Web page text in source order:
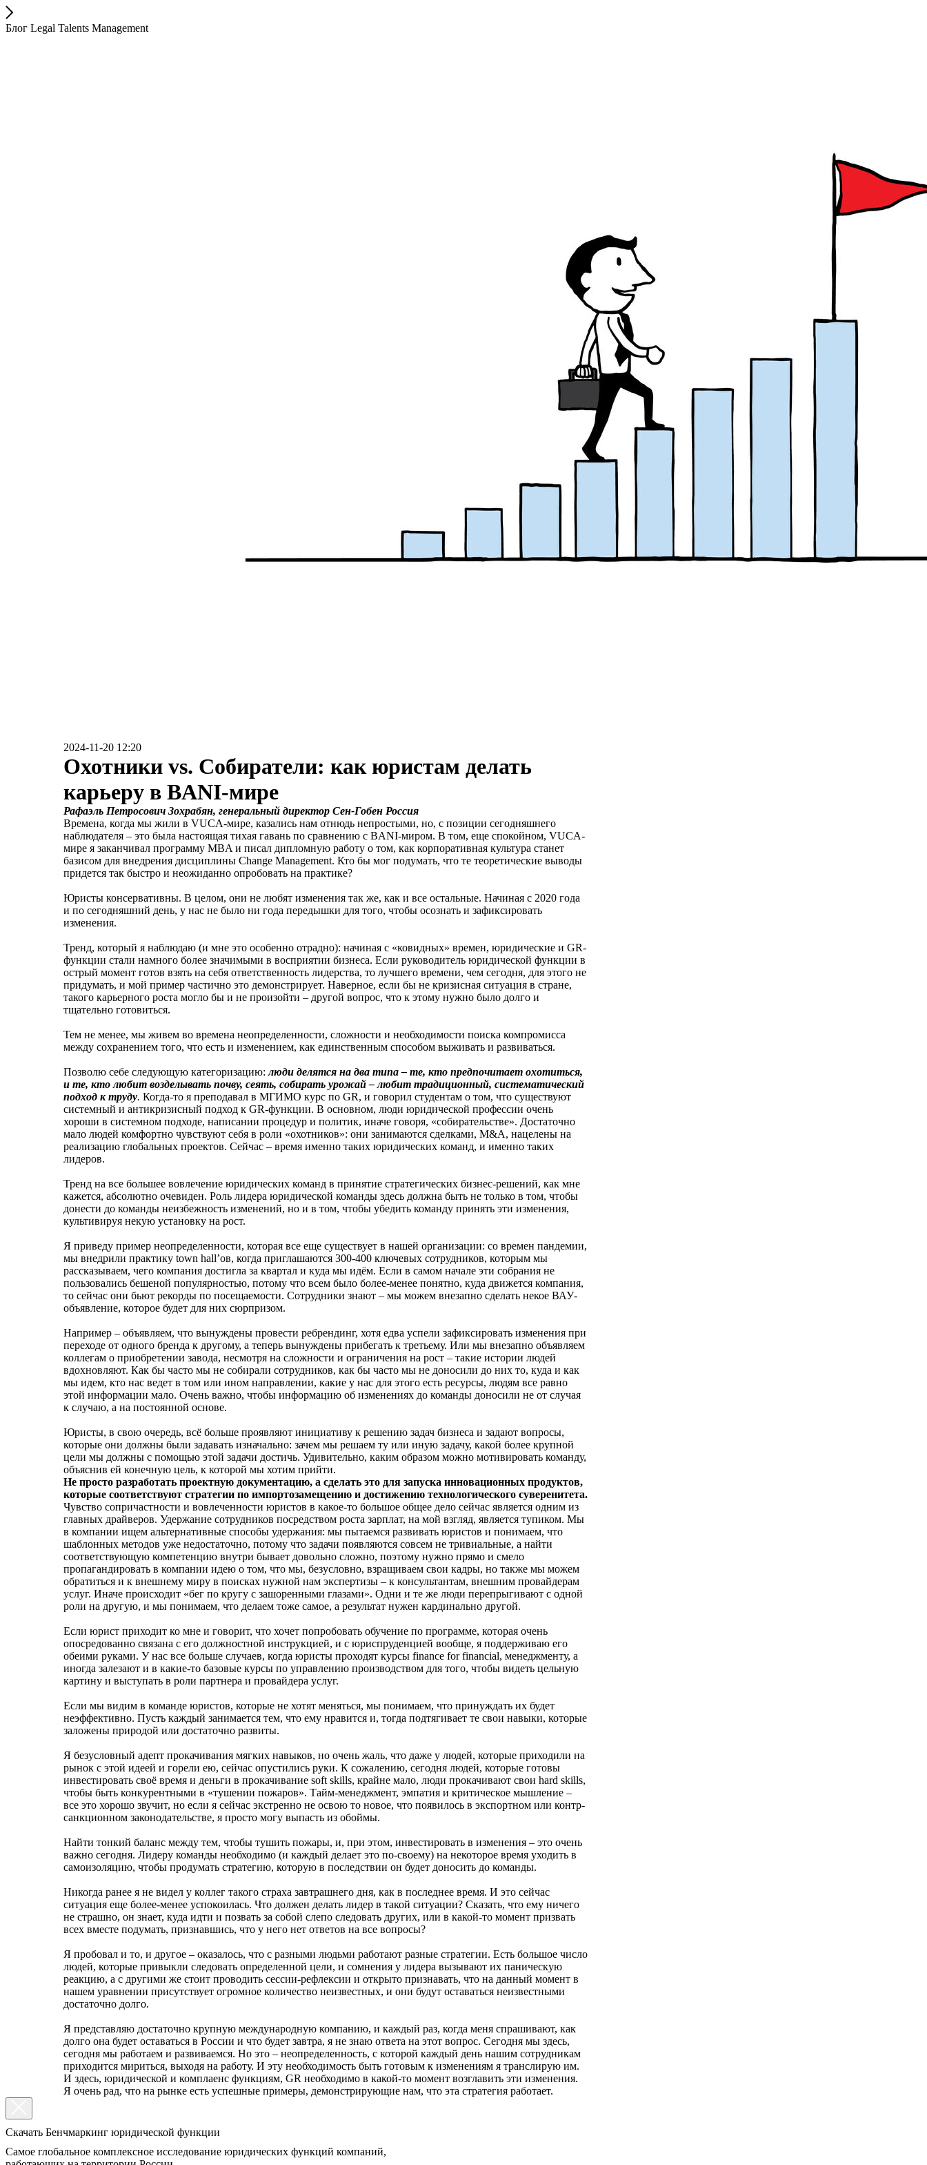
Блог Legal Talents Management
2024-11-20 12:20
Охотники vs. Собиратели: как юристам делать
карьеру в BANI-мире
Рафаэль Петросович Зохрабян, генеральный директор Сен-Гобен Россия
Времена, когда мы жили в VUCA-мире, казались нам отнюдь непростыми, но, с позиции сегодняшнего
наблюдателя – это была настоящая тихая гавань по сравнению с BANI-миром. В том, еще спокойном, VUCA-
мире я заканчивал программу MBA и писал дипломную работу о том, как корпоративная культура станет
базисом для внедрения дисциплины Change Management. Кто бы мог подумать, что те теоретические выводы
придется так быстро и неожиданно опробовать на практике?
Юристы консервативны. В целом, они не любят изменения так же, как и все остальные. Начиная с 2020 года
и по сегодняшний день, у нас не было ни года передышки для того, чтобы осознать и зафиксировать
изменения.
Тренд, который я наблюдаю (и мне это особенно отрадно): начиная с «ковидных» времен, юридические и GR-
функции стали намного более значимыми в восприятии бизнеса. Если руководитель юридической функции в
острый момент готов взять на себя ответственность лидерства, то лучшего времени, чем сегодня, для этого не
придумать, и мой пример частично это демонстрирует. Наверное, если бы не кризисная ситуация в стране,
такого карьерного роста могло бы и не произойти – другой вопрос, что к этому нужно было долго и
тщательно готовиться.
Тем не менее, мы живем во времена неопределенности, сложности и необходимости поиска компромисса
между сохранением того, что есть и изменением, как единственным способом выживать и развиваться.
Позволю себе следующую категоризацию:люди делятся на два типа – те, кто предпочитает охотиться,
и те, кто любит возделывать почву, сеять, собирать урожай – любит традиционный, систематический
подход к труду. Когда-то я преподавал в МГИМО курс по GR, и говорил студентам о том, что существуют
системный и антикризисный подход к GR-функции. В основном, люди юридической профессии очень
хороши в системном подходе, написании процедур и политик, иначе говоря, «собирательстве». Достаточно
мало людей комфортно чувствуют себя в роли «охотников»: они занимаются сделками, M&A, нацелены на
реализацию глобальных проектов. Сейчас – время именно таких юридических команд, и именно таких
лидеров.
Тренд на все большее вовлечение юридических команд в принятие стратегических бизнес-решений, как мне
кажется, абсолютно очевиден. Роль лидера юридической команды здесь должна быть не только в том, чтобы
донести до команды неизбежность изменений, но и в том, чтобы убедить команду принять эти изменения,
культивируя некую установку на рост.
Я приведу пример неопределенности, которая все еще существует в нашей организации: со времен пандемии,
мы внедрили практику town hall’ов, когда приглашаются 300-400 ключевых сотрудников, которым мы
рассказываем, чего компания достигла за квартал и куда мы идём. Если в самом начале эти собрания не
пользовались бешеной популярностью, потому что всем было более-менее понятно, куда движется компания,
то сейчас они бьют рекорды по посещаемости. Сотрудники знают – мы можем внезапно сделать некое ВАУ-
объявление, которое будет для них сюрпризом.
Например – объявляем, что вынуждены провести ребрендинг, хотя едва успели зафиксировать изменения при
переходе от одного бренда к другому, а теперь вынуждены прибегать к третьему. Или мы внезапно объявляем
коллегам о приобретении завода, несмотря на сложности и ограничения на рост – такие истории людей
вдохновляют. Как бы часто мы не собирали сотрудников, как бы часто мы не доносили до них то, куда и как
мы идем, кто нас ведет в том или ином направлении, какие у нас для этого есть ресурсы, людям все равно
этой информации мало. Очень важно, чтобы информацию об изменениях до команды доносили не от случая
к случаю, а на постоянной основе.
Юристы, в свою очередь, всё больше проявляют инициативу к решению задач бизнеса и задают вопросы,
которые они должны были задавать изначально: зачем мы решаем ту или иную задачу, какой более крупной
цели мы должны с помощью этой задачи достичь. Удивительно, каким образом можно мотивировать команду,
объяснив ей конечную цель, к которой мы хотим прийти.
Не просто разработать проектную документацию, а сделать это для запуска инновационных продуктов,
которые соответствуют стратегии по импортозамещению и достижению технологического суверенитета.
Чувство сопричастности и вовлеченности юристов в какое-то большое общее дело сейчас является одним из
главных драйверов. Удержание сотрудников посредством роста зарплат, на мой взгляд, является тупиком. Мы
в компании ищем альтернативные способы удержания: мы пытаемся развивать юристов и понимаем, что
шаблонных методов уже недостаточно, потому что задачи появляются совсем не тривиальные, а найти
соответствующую компетенцию внутри бывает довольно сложно, поэтому нужно прямо и смело
пропагандировать в компании идею о том, что мы, безусловно, взращиваем свои кадры, но также мы можем
обратиться и к внешнему миру в поисках нужной нам экспертизы – к консультантам, внешним провайдерам
услуг. Иначе происходит «бег по кругу с зашоренными глазами». Одни и те же люди перепрыгивают с одной
роли на другую, и мы понимаем, что делаем тоже самое, а результат нужен кардинально другой.
Если юрист приходит ко мне и говорит, что хочет попробовать обучение по программе, которая очень
опосредованно связана с его должностной инструкцией, и с юриспруденцией вообще, я поддерживаю его
обеими руками. У нас все больше случаев, когда юристы проходят курсы finance for financial, менеджменту, а
иногда залезают и в какие-то базовые курсы по управлению производством для того, чтобы видеть цельную
картину и выступать в роли партнера и провайдера услуг.
Если мы видим в команде юристов, которые не хотят меняться, мы понимаем, что принуждать их будет
неэффективно. Пусть каждый занимается тем, что ему нравится и, тогда подтягивает те свои навыки, которые
заложены природой или достаточно развиты.
Я безусловный адепт прокачивания мягких навыков, но очень жаль, что даже у людей, которые приходили на
рынок с этой идеей и горели ею, сейчас опустились руки. К сожалению, сегодня людей, которые готовы
инвестировать своё время и деньги в прокачивание soft skills, крайне мало, люди прокачивают свои hard skills,
чтобы быть конкурентными в «тушении пожаров». Тайм-менеджмент, эмпатия и критическое мышление –
все это хорошо звучит, но если я сейчас экстренно не освою то новое, что появилось в экспортном или контр-
санкционном законодательстве, я просто могу выпасть из обоймы.
Найти тонкий баланс между тем, чтобы тушить пожары, и, при этом, инвестировать в изменения – это очень
важно сегодня. Лидеру команды необходимо (и каждый делает это по-своему) на некоторое время уходить в
самоизоляцию, чтобы продумать стратегию, которую в последствии он будет доносить до команды.
Никогда ранее я не видел у коллег такого страха завтрашнего дня, как в последнее время. И это сейчас
ситуация еще более-менее успокоилась. Что должен делать лидер в такой ситуации? Сказать, что ему ничего
не страшно, он знает, куда идти и позвать за собой слепо следовать других, или в какой-то момент призвать
всех вместе подумать, признавшись, что у него нет ответов на все вопросы?
Я пробовал и то, и другое – оказалось, что с разными людьми работают разные стратегии. Есть большое число
людей, которые привыкли следовать определенной цели, и сомнения у лидера вызывают их паническую
реакцию, а с другими же стоит проводить сессии-рефлексии и открыто признавать, что на данный момент в
нашем уравнении присутствует огромное количество неизвестных, и они будут оставаться неизвестными
достаточно долго.
Я представляю достаточно крупную международную компанию, и каждый раз, когда меня спрашивают, как
долго она будет оставаться в России и что будет завтра, я не знаю ответа на этот вопрос. Сегодня мы здесь,
сегодня мы работаем и развиваемся. Но это – неопределенность, с которой каждый день нашим сотрудникам
приходится мириться, выходя на работу. И эту необходимость быть готовым к изменениям я транслирую им.
И здесь, юридической и комплаенс функциям, GR необходимо в какой-то момент возглавить эти изменения.
Я очень рад, что на рынке есть успешные примеры, демонстрирующие нам, что эта стратегия работает.
Скачать Бенчмаркинг юридической функции
Самое глобальное комплексное исследование юридических функций компаний,